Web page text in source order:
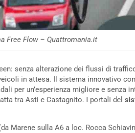
Free Flow – Quattromania.it
senza alterazione dei flussi di
in attesa. Il sistema innovativo
per un’esperienza migliore e senza
tra Asti e Castagnito. I portali del
Marene sulla A6 a loc. Rocca